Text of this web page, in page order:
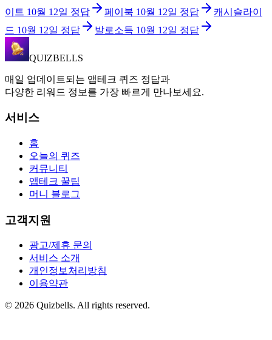
이트 10월 12일 정답 페이북 10월 12일 정답
캐시슬라이
드 10월 12일 정답 발로소득 10월 12일 정답
QUIZBELLS
매일 업데이트되는 앱테크 퀴즈 정답과
다양한 리워드 정보를 가장 빠르게 만나보세요.
서비스
홈
오늘의 퀴즈
커뮤니티
앱테크 꿀팁
머니 블로그
고객지원
광고/제휴 문의
서비스 소개
개인정보처리방침
이용약관
© 2026 Quizbells. All rights reserved.